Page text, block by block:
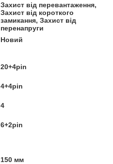
Захист від перевантаження,
Захист від короткого
замикання, Захист від
перенапруги
Новий
20+4pin
4+4pin
4
6+2pin
150 мм